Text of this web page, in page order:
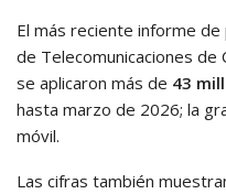
El más reciente informe
de Telecomunicaciones de
se aplicaron más de 43
hasta marzo de 2026; la
móvil.
Las cifras también